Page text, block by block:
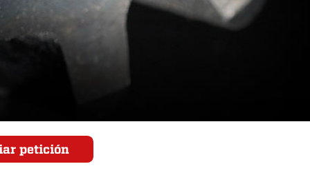
petición